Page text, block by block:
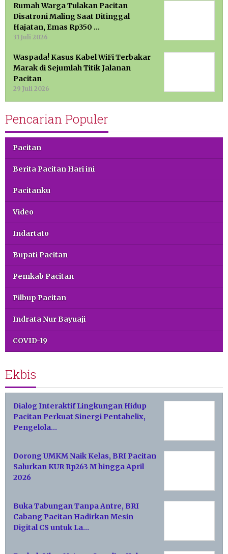
Rumah Warga Tulakan Pacitan
Disatroni Maling Saat Ditinggal
Hajatan, Emas Rp350 …
31 Juli 2026
Waspada! Kasus Kabel WiFi Terbakar
Marak di Sejumlah Titik Jalanan
Pacitan
29 Juli 2026
Pencarian Populer
Pacitan
Berita Pacitan Hari ini
Pacitanku
Video
Indartato
Bupati Pacitan
Pemkab Pacitan
Pilbup Pacitan
Indrata Nur Bayuaji
COVID-19
Ekbis
Dialog Interaktif Lingkungan Hidup
Pacitan Perkuat Sinergi Pentahelix,
Pengelola…
Dorong UMKM Naik Kelas, BRI Pacitan
Salurkan KUR Rp263 M hingga April
2026
Buka Tabungan Tanpa Antre, BRI
Cabang Pacitan Hadirkan Mesin
Digital CS untuk La…